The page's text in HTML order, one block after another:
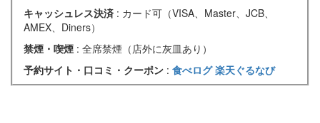
キャッシュレス決済 : カード可（VISA、Master、JCB、
AMEX、Diners）
禁煙・喫煙 : 全席禁煙（店外に灰皿あり）
予約サイト・口コミ・クーポン : 食べログ楽天ぐるなび